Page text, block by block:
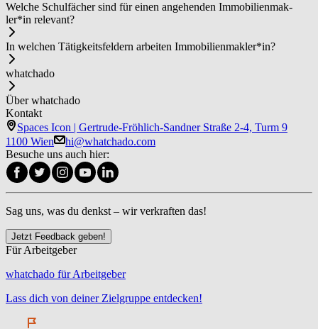
Welche Schulfächer sind für einen angehenden Im­mo­bi­li­en­mak­
ler*in relevant?
In welchen Tätigkeitsfeldern arbeiten Im­mo­bi­li­en­mak­ler*in?
whatchado
Über whatchado
Kontakt
Spaces Icon | Gertrude-Fröhlich-Sandner Straße 2-4, Turm 9
1100 Wien
hi@whatchado.com
Besuche uns auch hier:
Sag uns, was du denkst – wir verkraften das!
Jetzt Feedback geben!
Für Arbeitgeber
whatchado für Arbeitgeber
Lass dich von deiner Zielgruppe entdecken!